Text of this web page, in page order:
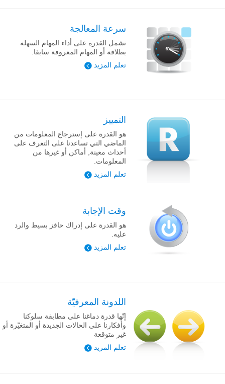
سرعة المعالجة
تشمل القدرة على أداء المهام السهلة
بطلاقة أو المهام المعروفة سابقا.
تعلم المزيد
التمييز
هو القدرة على إسترجاع المعلومات من
الماضي التي تساعدنا على التعرف على
أحداث معينة, أماكن أو غيرها من
المعلومات.
تعلم المزيد
وقت الإجابة
هو القدرة على إدراك حافز بسيط والرد
عليه.
تعلم المزيد
اللدونة المعرفيّة
إنّها قدرة دماغنا على مطابقة سلوكنا
وأفكارنا على الحالات الجديدة أو المتغيّرة أو
غير متوقعة
تعلم المزيد